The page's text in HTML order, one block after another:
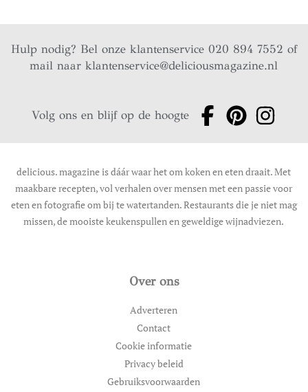
Hulp nodig? Bel onze klantenservice 020 894 7552 of
mail naarklantenservice@deliciousmagazine.nl
Volg ons en blijf op de hoogte
delicious. magazine is dáár waar het om koken en eten draait. Met
maakbare recepten, vol verhalen over mensen met een passie voor
eten en fotografie om bij te watertanden. Restaurants die je niet mag
missen, de mooiste keukenspullen en geweldige wijnadviezen.
Over ons
Adverteren
Contact
Cookie informatie
Privacy beleid
Gebruiksvoorwaarden